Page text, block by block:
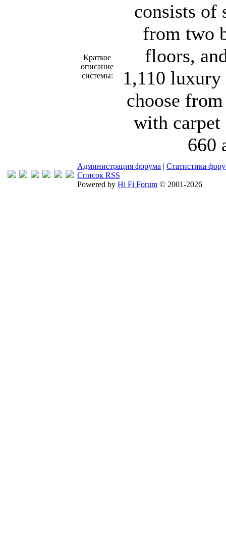
Краткое
описание
системы:
consists of
from two
floors,
1,110 luxury
choose
with carpet
660
Администрация форума | Статистика
Список RSS
Powered by Hi Fi Forum © 2001-2026